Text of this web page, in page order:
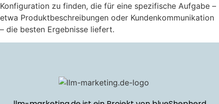
Konfiguration zu finden, die für eine spezifische Aufgabe –
etwa Produktbeschreibungen oder Kundenkommunikation
– die besten Ergebnisse liefert.